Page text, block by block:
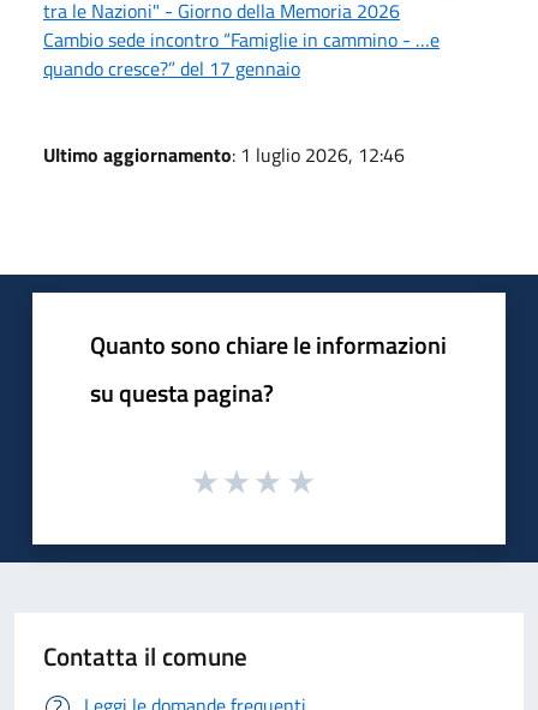
tra le Nazioni" - Giorno della Memoria 2026
Cambio sede incontro “Famiglie in cammino - …e
quando cresce?” del 17 gennaio
Ultimo aggiornamento: 1 luglio 2026, 12:46
Quanto sono chiare le informazioni
su questa pagina?
Contatta il comune